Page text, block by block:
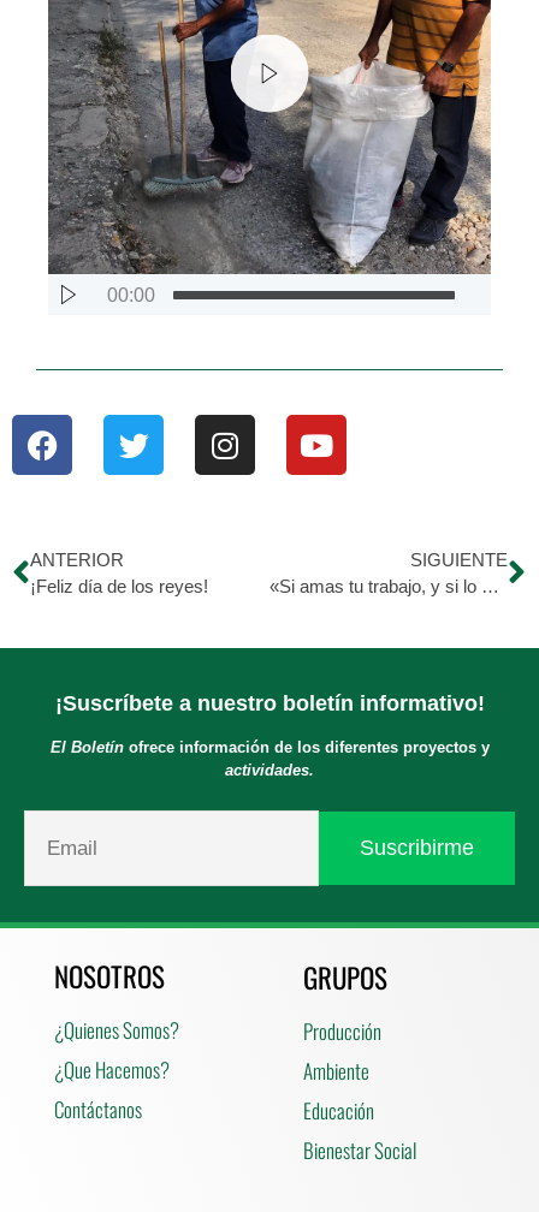
00:00
ANTERIOR
¡Feliz día de los reyes!
SIGUIENTE
«Si amas tu trabajo, y si lo disfrutas, ya eres un éxito». Jack Canfield.
¡Suscríbete a nuestro boletín informativo!
El Boletínofrece información de los diferentes proyectos y
actividades.
NOSOTROS
¿Quienes Somos?
¿Que Hacemos?
Contáctanos
GRUPOS
Producción
Ambiente
Educación
Bienestar Social